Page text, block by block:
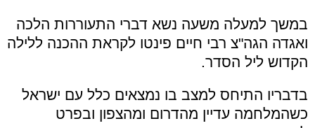
במשך למעלה משעה נשא דברי התעוררות הלכה
ואגדה הגה"צ רבי חיים פינטו לקראת ההכנה ללילה
הקדוש ליל הסדר.
בדבריו התיחס למצב בו נמצאים כלל עם ישראל
כשהמלחמה עדיין מהדרום ומהצפון ובפרט